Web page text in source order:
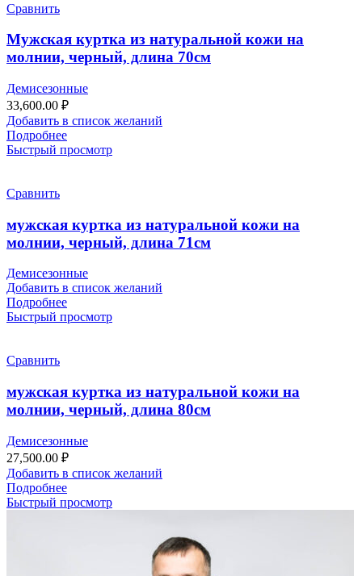
Сравнить
Мужская куртка из натуральной кожи на
молнии, черный, длина 70см
Демисезонные
33,600.00 ₽
Добавить в список желаний
Подробнее
Быстрый просмотр
Сравнить
мужская куртка из натуральной кожи на
молнии, черный, длина 71см
Демисезонные
Добавить в список желаний
Подробнее
Быстрый просмотр
Сравнить
мужская куртка из натуральной кожи на
молнии, черный, длина 80см
Демисезонные
27,500.00 ₽
Добавить в список желаний
Подробнее
Быстрый просмотр